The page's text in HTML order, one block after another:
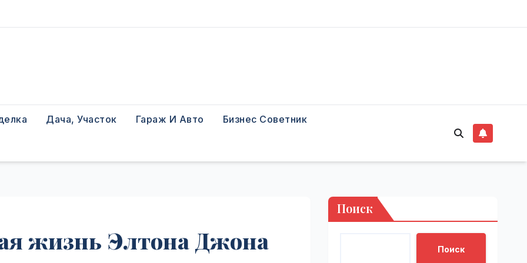
Дача, Участок Гараж И Авто Бизнес Советник
жизнь Элтона Джона
Поиск
Поиск